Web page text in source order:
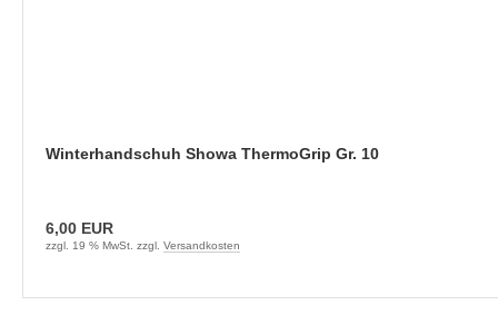
Winterhandschuh Showa ThermoGrip Gr. 10
6,00 EUR
zzgl. 19 % MwSt. zzgl. Versandkosten